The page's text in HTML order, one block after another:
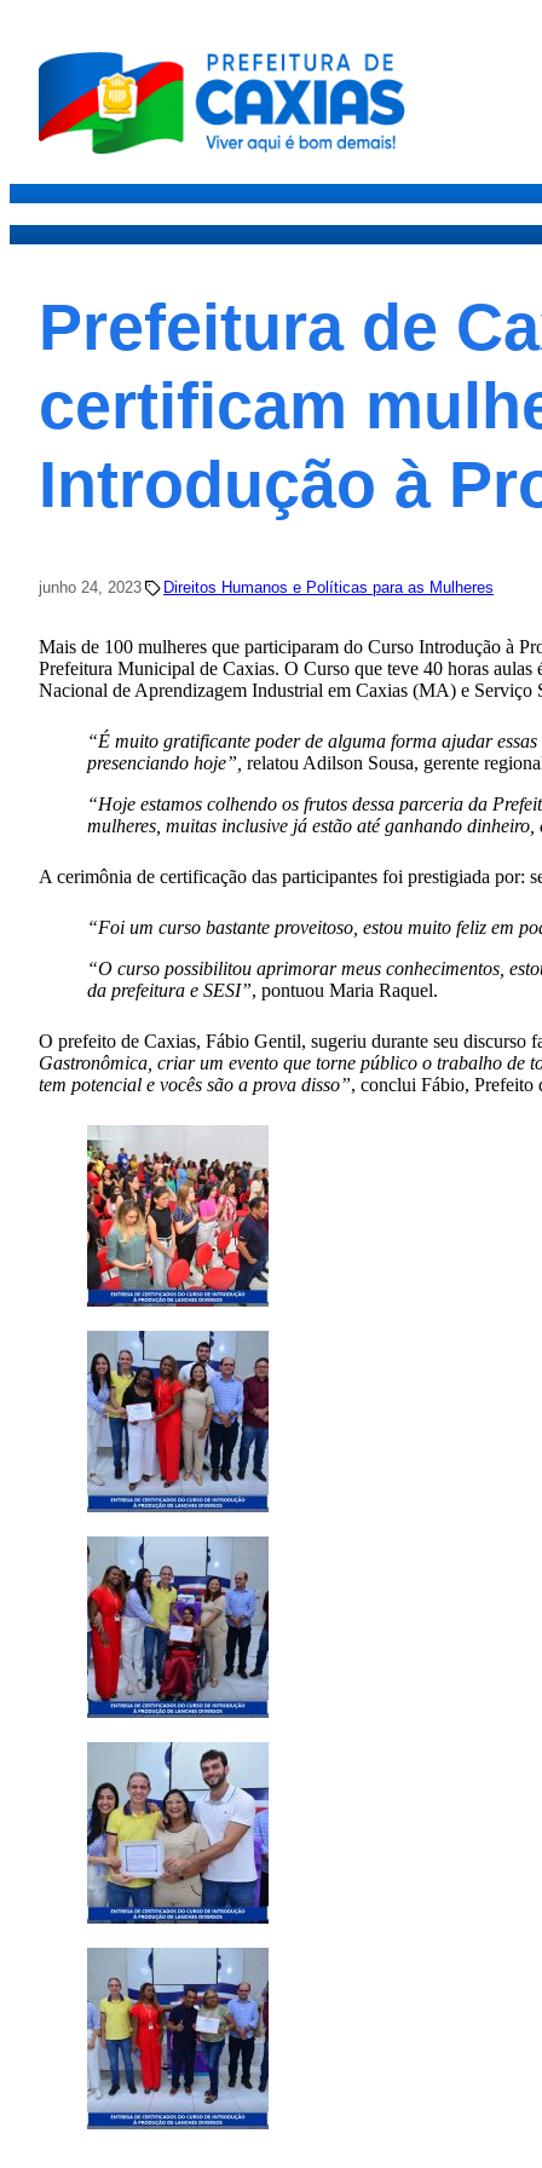
Prefeitura de
certificam
Introdução à
junho 24, 2023 Direitos Humanos e Políticas para as Mulheres
Mais de 100 mulheres que participaram do Curso Introdução à
Prefeitura Municipal de Caxias. O Curso que teve 40 horas
Nacional de Aprendizagem Industrial em Caxias (MA) e
“É muito gratificante poder de alguma forma ajudar
presenciando hoje”, relatou Adilson Sousa, gerente
“Hoje estamos colhendo os frutos dessa parceria da
mulheres, muitas inclusive já estão até ganhando
A cerimônia de certificação das participantes foi prestigiada por:
“Foi um curso bastante proveitoso, estou muito feliz em
“O curso possibilitou aprimorar meus conhecimentos,
da prefeitura e SESI”, pontuou Maria Raquel.
O prefeito de Caxias, Fábio Gentil, sugeriu durante seu discurso
Gastronômica, criar um evento que torne público o trabalho de
tem potencial e vocês são a prova disso”, conclui Fábio, Prefeito